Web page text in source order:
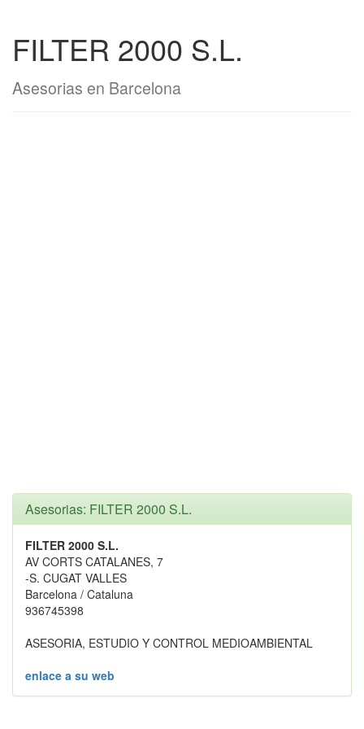
FILTER 2000 S.L.
Asesorias en Barcelona
Asesorias: FILTER 2000 S.L.
FILTER 2000 S.L.
AV CORTS CATALANES, 7
-S. CUGAT VALLES
Barcelona / Cataluna
936745398
ASESORIA, ESTUDIO Y CONTROL MEDIOAMBIENTAL
enlace a su web